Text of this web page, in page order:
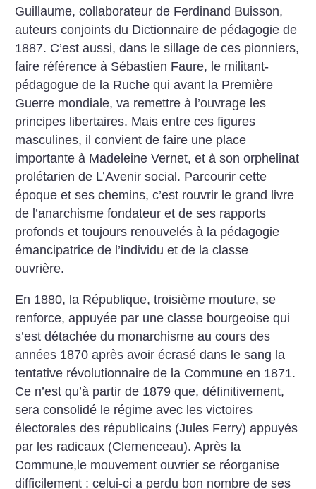
Guillaume, collaborateur de Ferdinand Buisson,
auteurs conjoints du Dictionnaire de pédagogie de
1887. C’est aussi, dans le sillage de ces pionniers,
faire référence à Sébastien Faure, le militant-
pédagogue de la Ruche qui avant la Première
Guerre mondiale, va remettre à l’ouvrage les
principes libertaires. Mais entre ces figures
masculines, il convient de faire une place
importante à Madeleine Vernet, et à son orphelinat
prolétarien de L’Avenir social. Parcourir cette
époque et ses chemins, c’est rouvrir le grand livre
de l’anarchisme fondateur et de ses rapports
profonds et toujours renouvelés à la pédagogie
émancipatrice de l’individu et de la classe
ouvrière.
En 1880, la République, troisième mouture, se
renforce, appuyée par une classe bourgeoise qui
s’est détachée du monarchisme au cours des
années 1870 après avoir écrasé dans le sang la
tentative révolutionnaire de la Commune en 1871.
Ce n’est qu’à partir de 1879 que, définitivement,
sera consolidé le régime avec les victoires
électorales des républicains (Jules Ferry) appuyés
par les radicaux (Clemenceau). Après la
Commune,le mouvement ouvrier se réorganise
difficilement : celui-ci a perdu bon nombre de ses